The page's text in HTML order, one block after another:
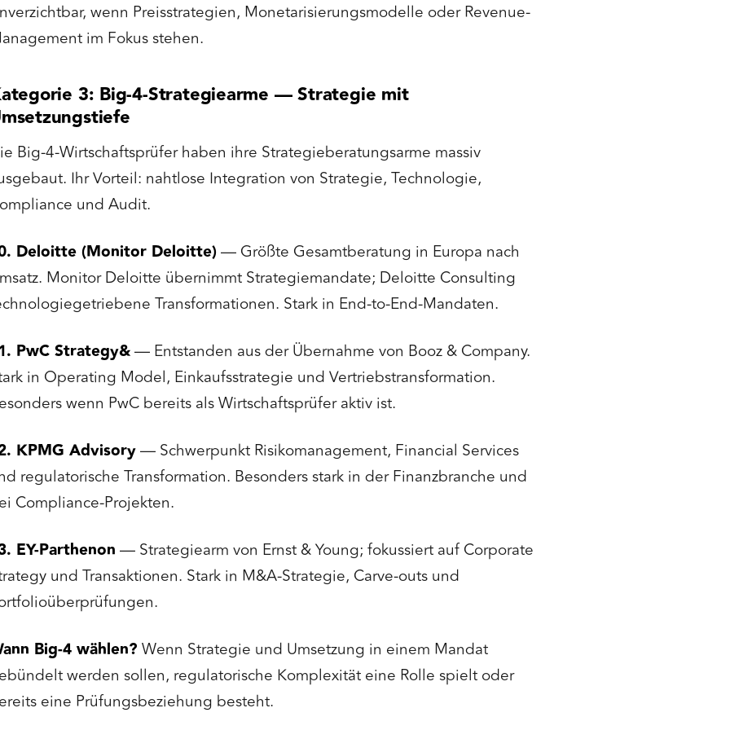
wenn Preisstrategien, Monetarisierungsmodelle oder Revenue-
im Fokus stehen.
3: Big-4-Strategiearme — Strategie mit
Big-4-Wirtschaftsprüfer haben ihre Strategieberatungsarme massiv
Ihr Vorteil: nahtlose Integration von Strategie, Technologie,
und Audit.
Deloitte (Monitor Deloitte)— Größte Gesamtberatung in Europa nach
Monitor Deloitte übernimmt Strategiemandate; Deloitte Consulting
Transformationen. Stark in End-to-End-Mandaten.
PwC Strategy&— Entstanden aus der Übernahme von Booz & Company.
in Operating Model, Einkaufsstrategie und Vertriebstransformation.
wenn PwC bereits als Wirtschaftsprüfer aktiv ist.
KPMG Advisory— Schwerpunkt Risikomanagement, Financial Services
regulatorische Transformation. Besonders stark in der Finanzbranche und
Compliance-Projekten.
EY-Parthenon — Strategiearm von Ernst & Young; fokussiert auf Corporate
und Transaktionen. Stark in M&A-Strategie, Carve-outs und
Big-4 wählen?Wenn Strategie und Umsetzung in einem Mandat
werden sollen, regulatorische Komplexität eine Rolle spielt oder
eine Prüfungsbeziehung besteht.